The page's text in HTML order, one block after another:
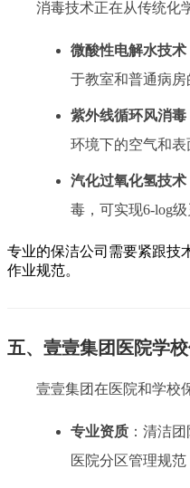
消毒技术正在从传统化
微酸性电解水技术
于教室和普通病
紫外线循环风消毒
环境下的空气和表
汽化过氧化氢技术
毒，可实现6-log
专业的保洁公司需要紧跟技
作业规范。
五、壹壹集团医院学
壹壹集团在医院和学校
专业资质 ：清洁
医院分区管理规范